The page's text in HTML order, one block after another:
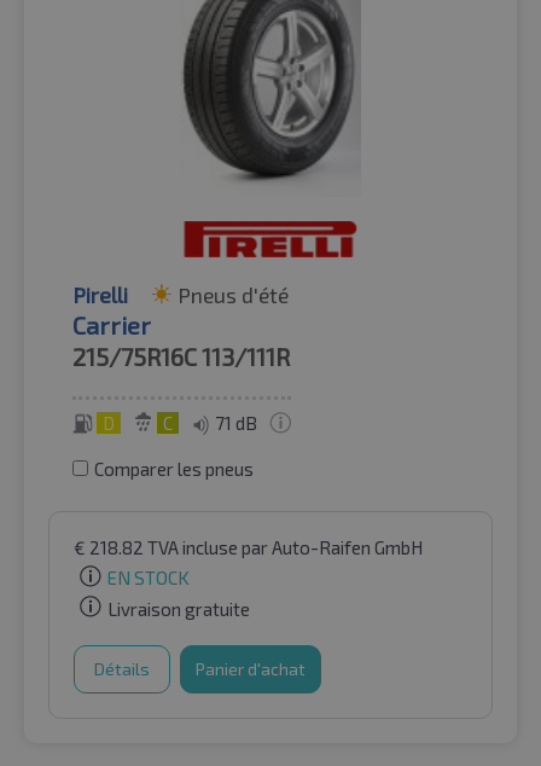
Pirelli Pneus d'été
Carrier
215/75R16C113/111R
D C 71 dB
Comparer les pneus
€ 218.82 TVA incluse par Auto-Raifen GmbH
EN STOCK
Livraison gratuite
Détails Panier d'achat